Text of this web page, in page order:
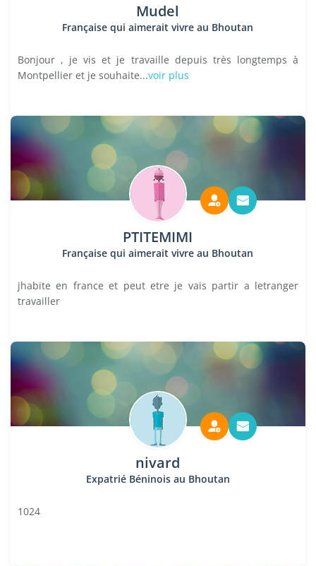
Mudel
Française qui aimerait vivre au Bhoutan
Bonjour , je vis et je travaille depuis très longtemps à
Montpellier et je souhaite...voir plus
PTITEMIMI
Française qui aimerait vivre au Bhoutan
jhabite en france et peut etre je vais partir a letranger
travailler
nivard
Expatrié Béninois au Bhoutan
1024